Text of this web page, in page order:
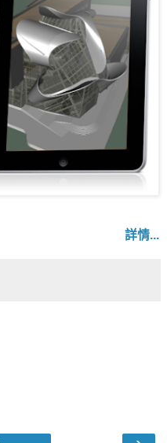
詳情...